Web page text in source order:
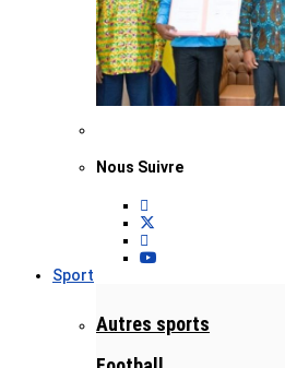
Nous Suivre
Sport
Autres sports